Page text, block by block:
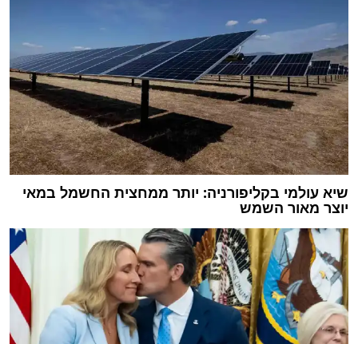
שיא עולמי בקליפורניה: יותר ממחצית החשמל במאי
יוצר מאור השמש